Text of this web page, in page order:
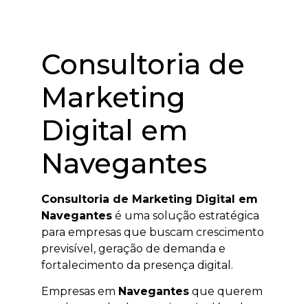
Consultoria de
Marketing
Digital em
Navegantes
Consultoria de Marketing Digital em
Navegantes é uma solução estratégica
para empresas que buscam crescimento
previsível, geração de demanda e
fortalecimento da presença digital.
Empresas em Navegantes que querem